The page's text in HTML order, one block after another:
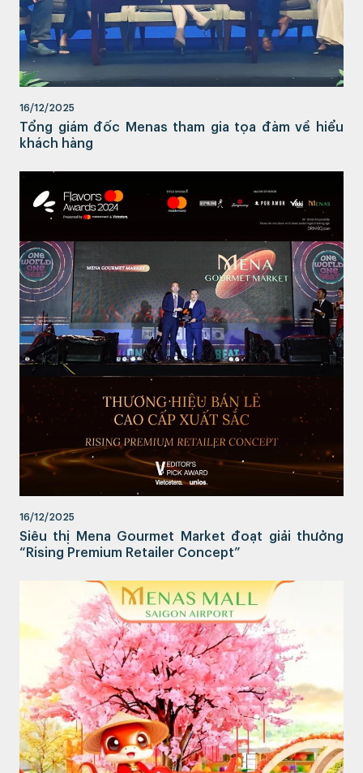
16/12/2025
Tổng giám đốc Menas tham gia tọa đàm về hiểu
khách hàng
16/12/2025
Siêu thị Mena Gourmet Market đoạt giải thưởng
“Rising Premium Retailer Concept”